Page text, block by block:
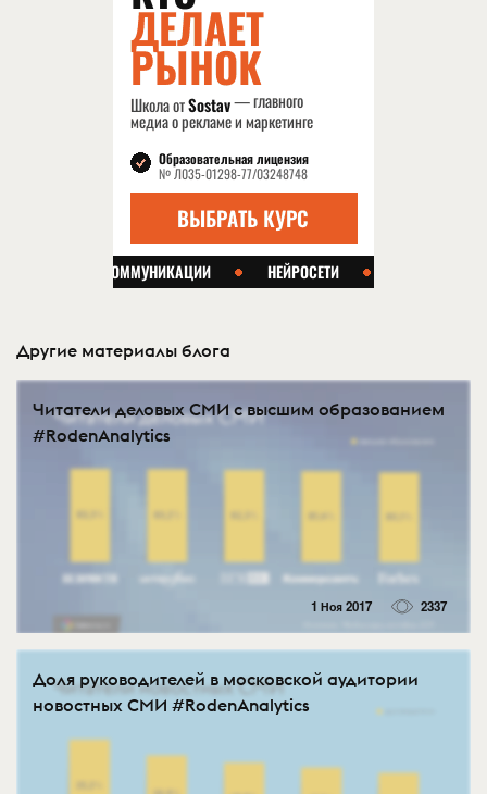
Другие материалы блога
Читатели деловых СМИ с высшим образованием
#RodenAnalytics
1 Ноя 2017 2337
Доля руководителей в московской аудитории
новостных СМИ #RodenAnalytics